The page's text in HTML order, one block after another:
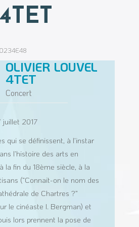
4TET
OLIVIER LOUVEL
4TET
Concert
juillet 2017
qui se définissent, à l’instar
l’histoire des arts en
la fin du 18ème siècle, à la
(“Connait-on le nom des
de Chartres ?”
le cinéaste I. Bergman) et
lors prennent la pose de